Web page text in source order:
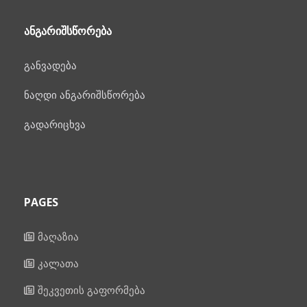
ᲐᲜᲒᲐᲠᲘᲨᲡᲬᲝᲠᲔᲑᲐ
განვადება
ნაღდი ანგარიშსწორება
გადარიცხვა
PAGES
მაღაზია
კალათა
შეკვეთის გაფორმება